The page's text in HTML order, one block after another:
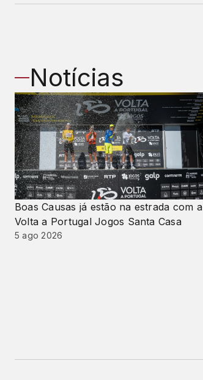
Notícias
Boas Causas já estão na estrada com a
Volta a Portugal Jogos Santa Casa
5 ago 2026